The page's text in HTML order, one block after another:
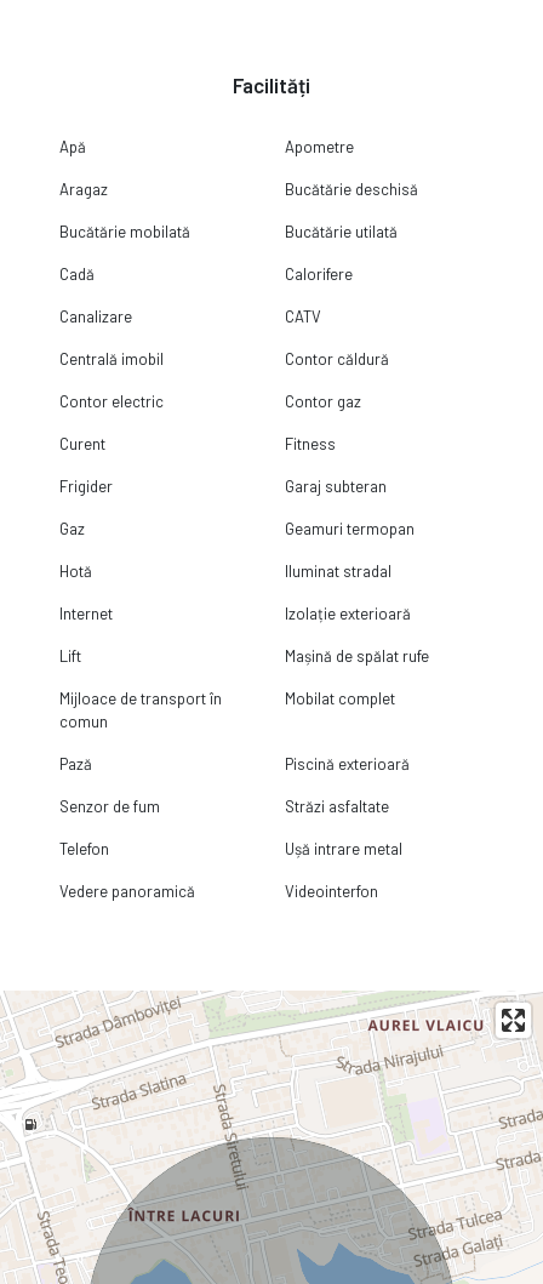
Facilități
Apă Apometre
Aragaz Bucătărie deschisă
Bucătărie mobilată Bucătărie utilată
Cadă Calorifere
Canalizare CATV
Centrală imobil Contor căldură
Contor electric Contor gaz
Curent Fitness
Frigider Garaj subteran
Gaz Geamuri termopan
Hotă Iluminat stradal
Internet Izolație exterioară
Lift Mașină de spălat rufe
Mijloace de transport în
comun
Mobilat complet
Pază Piscină exterioară
Senzor de fum Străzi asfaltate
Telefon Ușă intrare metal
Vedere panoramică Videointerfon